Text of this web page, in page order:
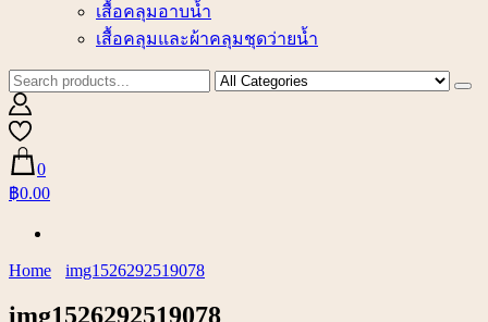
เสื้อคลุมอาบน้ำ
เสื้อคลุมและผ้าคลุมชุดว่ายน้ำ
0
฿0.00
Home img1526292519078
img1526292519078